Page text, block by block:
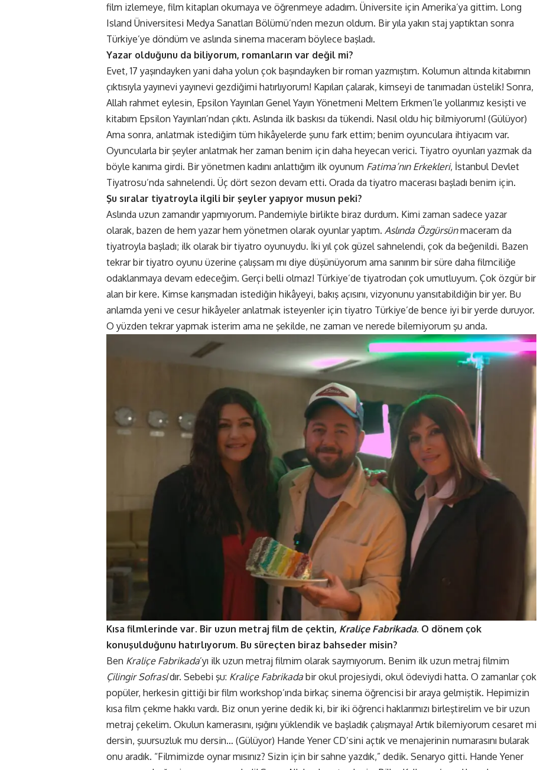
film izlemeye, film kitapları okumaya ve öğrenmeye adadım. Üniversite için Amerika’ya gittim. Long
Island Üniversitesi Medya Sanatları Bölümü’nden mezun oldum. Bir yıla yakın staj yaptıktan sonra
Türkiye’ye döndüm ve aslında sinema maceram böylece başladı.
Yazar olduğunu da biliyorum, romanların var değil mi?
Evet, 17 yaşındayken yani daha yolun çok başındayken bir roman yazmıştım. Kolumun altında kitabımın
çıktısıyla yayınevi yayınevi gezdiğimi hatırlıyorum! Kapıları çalarak, kimseyi de tanımadan üstelik! Sonra,
Allah rahmet eylesin, Epsilon Yayınları Genel Yayın Yönetmeni Meltem Erkmen’le yollarımız kesişti ve
kitabım Epsilon Yayınları’ndan çıktı. Aslında ilk baskısı da tükendi. Nasıl oldu hiç bilmiyorum! (Gülüyor)
Ama sonra, anlatmak istediğim tüm hikâyelerde şunu fark ettim; benim oyunculara ihtiyacım var.
Oyuncularla bir şeyler anlatmak her zaman benim için daha heyecan verici. Tiyatro oyunları yazmak da
böyle kanıma girdi. Bir yönetmen kadını anlattığım ilk oyunum Fatima’nın Erkekleri, İstanbul Devlet
Tiyatrosu’nda sahnelendi. Üç dört sezon devam etti. Orada da tiyatro macerası başladı benim için.
Şu sıralar tiyatroyla ilgili bir şeyler yapıyor musun peki?
Aslında uzun zamandır yapmıyorum. Pandemiyle birlikte biraz durdum. Kimi zaman sadece yazar
olarak, bazen de hem yazar hem yönetmen olarak oyunlar yaptım. Aslında Özgürsünmaceram da
tiyatroyla başladı; ilk olarak bir tiyatro oyunuydu. İki yıl çok güzel sahnelendi, çok da beğenildi. Bazen
tekrar bir tiyatro oyunu üzerine çalışsam mı diye düşünüyorum ama sanırım bir süre daha filmciliğe
odaklanmaya devam edeceğim. Gerçi belli olmaz! Türkiye’de tiyatrodan çok umutluyum. Çok özgür bir
alan bir kere. Kimse karışmadan istediğin hikâyeyi, bakış açısını, vizyonunu yansıtabildiğin bir yer. Bu
anlamda yeni ve cesur hikâyeler anlatmak isteyenler için tiyatro Türkiye’de bence iyi bir yerde duruyor.
O yüzden tekrar yapmak isterim ama ne şekilde, ne zaman ve nerede bilemiyorum şu anda.
Kısa filmlerinde var. Bir uzun metraj film de çektin, Kraliçe Fabrikada. O dönem çok
konuşulduğunu hatırlıyorum. Bu süreçten biraz bahseder misin?
Ben Kraliçe Fabrikada’yı ilk uzun metraj filmim olarak saymıyorum. Benim ilk uzun metraj filmim
Çilingir Sofrası’dır. Sebebi şu: Kraliçe Fabrikada bir okul projesiydi, okul ödeviydi hatta. O zamanlar çok
popüler, herkesin gittiği bir film workshop’ında birkaç sinema öğrencisi bir araya gelmiştik. Hepimizin
kısa film çekme hakkı vardı. Biz onun yerine dedik ki, bir iki öğrenci haklarımızı birleştirelim ve bir uzun
metraj çekelim. Okulun kamerasını, ışığını yüklendik ve başladık çalışmaya! Artık bilemiyorum cesaret mi
dersin, şuursuzluk mu dersin… (Gülüyor) Hande Yener CD’sini açtık ve menajerinin numarasını bularak
onu aradık. “Filmimizde oynar mısınız? Sizin için bir sahne yazdık,” dedik. Senaryo gitti. Hande Yener